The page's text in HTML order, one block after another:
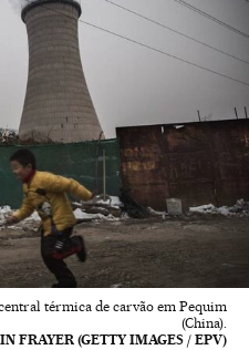
térmica de carvão em Pequim
(China).
FRAYER (GETTY IMAGES / EPV)